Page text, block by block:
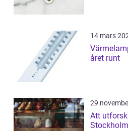
14 mars
Värmelampa
året runt
29
Att
Stockholm